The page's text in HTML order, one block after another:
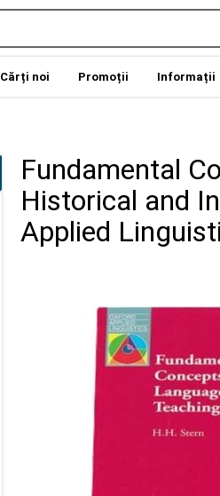
Cărți noi Promoții Informații
Fundamental
Historical and
Applied